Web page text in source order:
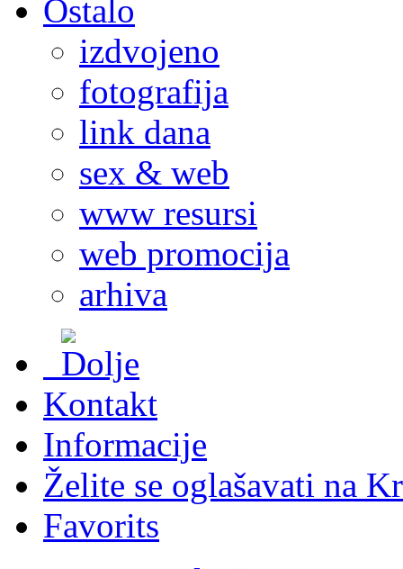
Ostalo
izdvojeno
fotografija
link dana
sex & web
www resursi
web promocija
arhiva
Kontakt
Informacije
Želite se oglašavati na
Favorits